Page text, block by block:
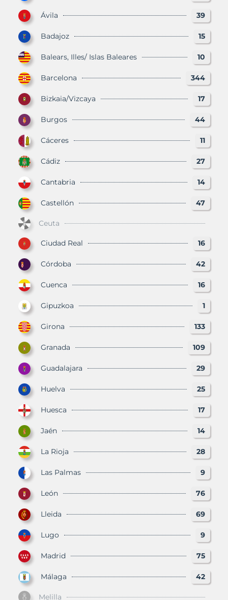
Ávila 39
Badajoz 15
Balears, Illes/ Islas Baleares 10
Barcelona 344
Bizkaia/Vizcaya 17
Burgos 44
Cáceres 11
Cádiz 27
Cantabria 14
Castellón 47
Ceuta
Ciudad Real 16
Córdoba 42
Cuenca 16
Gipuzkoa 1
Girona 133
Granada 109
Guadalajara 29
Huelva 25
Huesca 17
Jaén 14
La Rioja 28
Las Palmas 9
León 76
Lleida 69
Lugo 9
Madrid 75
Málaga 42
Melilla